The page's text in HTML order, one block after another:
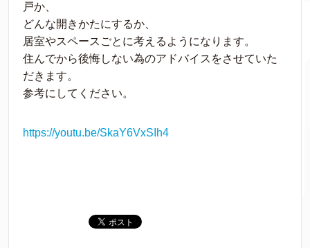
戸か、
どんな開きかたにするか、
居室やスペースごとに考えるようになります。
住んでから後悔しない為のアドバイスをさせていた
だきます。
参考にしてください。
https://youtu.be/SkaY6VxSIh4